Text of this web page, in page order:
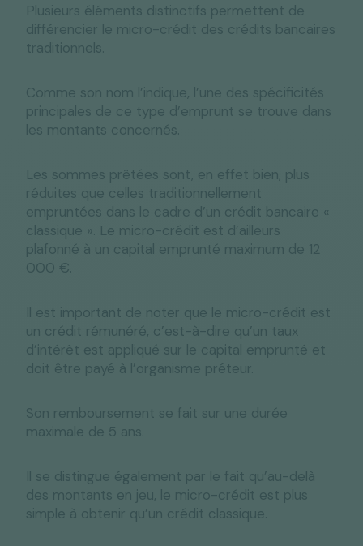
Plusieurs éléments distinctifs permettent de
différencier le micro-crédit des crédits bancaires
traditionnels.
Comme son nom l’indique, l’une des spécificités
principales de ce type d’emprunt se trouve dans
les montants concernés.
Les sommes prêtées sont, en effet bien, plus
réduites que celles traditionnellement
empruntées dans le cadre d’un crédit bancaire «
classique ». Le micro-crédit est d’ailleurs
plafonné à un capital emprunté maximum de 12
000 €.
Il est important de noter que le micro-crédit est
un crédit rémunéré, c’est-à-dire qu’un taux
d’intérêt est appliqué sur le capital emprunté et
doit être payé à l’organisme préteur.
Son remboursement se fait sur une durée
maximale de 5 ans.
Il se distingue également par le fait qu’au-delà
des montants en jeu, le micro-crédit est plus
simple à obtenir qu’un crédit classique.